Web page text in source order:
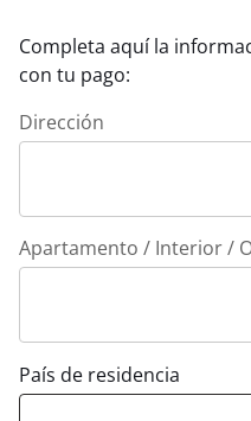
Completa aquí la
con tu pago:
Dirección
Apartamento / Interior /
País de residencia